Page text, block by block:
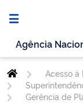
Agência
Acesso à